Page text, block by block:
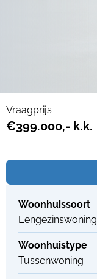
Vraagprijs
€399.000,- k.k.
Woonhuissoort
Eengezinswoning
Woonhuistype
Tussenwoning